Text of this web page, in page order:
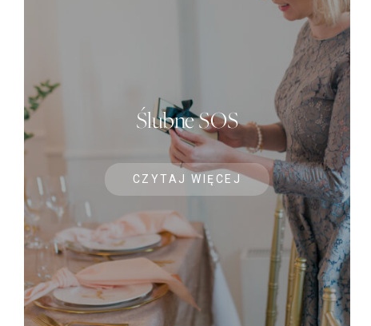
Ślubne SOS
CZYTAJ WIĘCEJ